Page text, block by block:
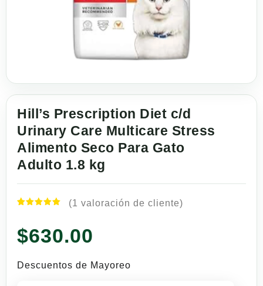
Hill’s Prescription Diet c/d
Urinary Care Multicare Stress
Alimento Seco Para Gato
Adulto 1.8 kg
de 5 en
base a
cliente
(1 valoración de cliente)
$630.00
Descuentos de Mayoreo